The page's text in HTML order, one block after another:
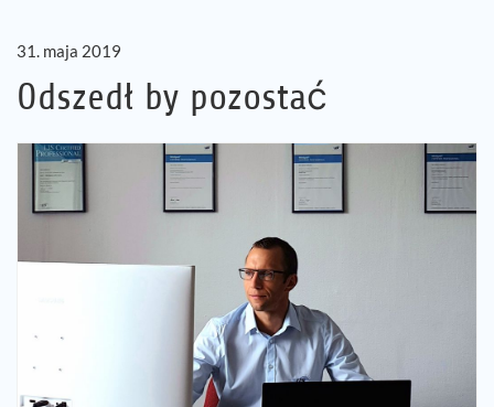
Produkty
Usługi
Kariera
Referencje
31. maja 2019
Odszedł by pozostać